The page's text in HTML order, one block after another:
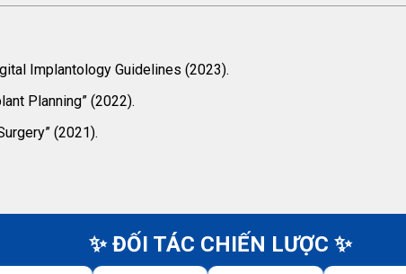
Implantology Guidelines (2023).
Planning” (2022).
(2021).
✨ ĐỐI TÁC CHIẾN LƯỢC ✨